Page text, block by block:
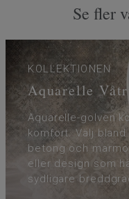
Se fler
KOLLEKTIONEN
Aquarelle
Aquarelle-golven
komfort. Välj
betong och
eller design som
sydligare